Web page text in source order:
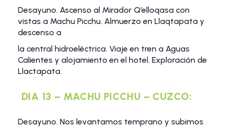
Desayuno. Ascenso al Mirador Q’elloqasa con
vistas a Machu Picchu. Almuerzo en Llaqtapata y
descenso a
la central hidroeléctrica. Viaje en tren a Aguas
Calientes y alojamiento en el hotel. Exploración de
Llactapata.
DIA 13 – MACHU PICCHU – CUZCO:
Desayuno. Nos levantamos temprano y subimos